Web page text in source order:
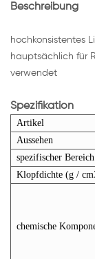
Beschreibung
hochkonsistentes
hauptsächlich für
verwendet
Spezifikation
Artikel
Aussehen
spezifischer
Klopfdichte (g /
chemische